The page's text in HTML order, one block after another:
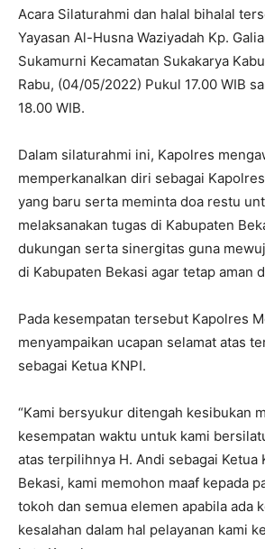
Acara Silaturahmi dan halal bihalal
Yayasan Al-Husna Waziyadah Kp.
Sukamurni Kecamatan Sukakarya
Rabu, (04/05/2022) Pukul 17.00 WIB
18.00 WIB.
Dalam silaturahmi ini, Kapolres
memperkanalkan diri sebagai
yang baru serta meminta doa restu
melaksanakan tugas di Kabupaten
dukungan serta sinergitas guna
di Kabupaten Bekasi agar tetap aman
Pada kesempatan tersebut Kapolres
menyampaikan ucapan selamat atas
sebagai Ketua KNPI.
“Kami bersyukur ditengah kesibukan
kesempatan waktu untuk kami
atas terpilihnya H. Andi sebagai Ketua
Bekasi, kami memohon maaf kepada
tokoh dan semua elemen apabila ada
kesalahan dalam hal pelayanan kami